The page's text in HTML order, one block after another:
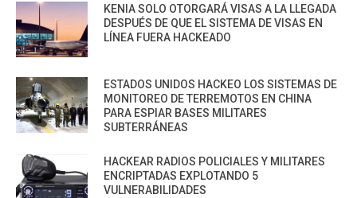
KENIA SOLO OTORGARÁ VISAS A LA LLEGADA
DESPUÉS DE QUE EL SISTEMA DE VISAS EN
LÍNEA FUERA HACKEADO
ESTADOS UNIDOS HACKEO LOS SISTEMAS DE
MONITOREO DE TERREMOTOS EN CHINA
PARA ESPIAR BASES MILITARES
SUBTERRÁNEAS
HACKEAR RADIOS POLICIALES Y MILITARES
ENCRIPTADAS EXPLOTANDO 5
VULNERABILIDADES